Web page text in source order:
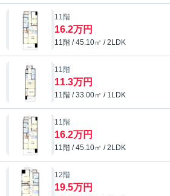
11階
16.2万円
11階 / 45.10㎡ / 2LDK
11階
11.3万円
11階 / 33.00㎡ / 1LDK
11階
16.2万円
11階 / 45.10㎡ / 2LDK
12階
19.5万円